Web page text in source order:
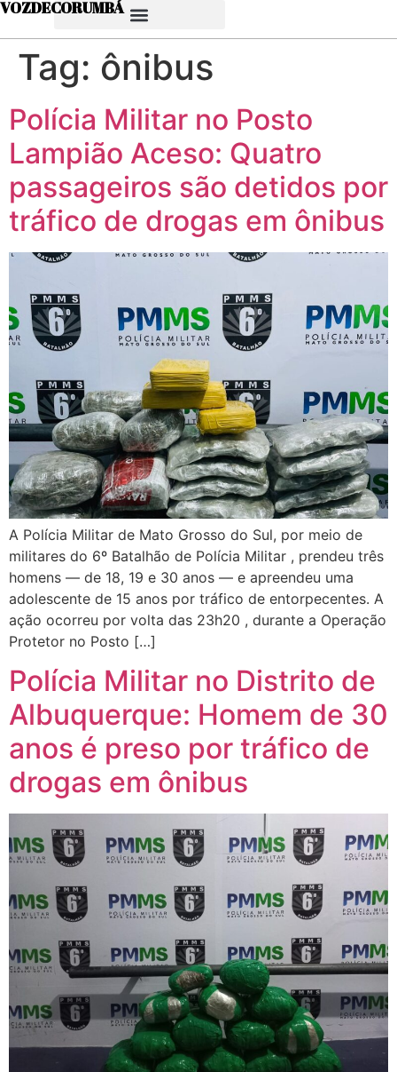
VOZDECORUMBÁ
Tag: ônibus
Polícia Militar no Posto
Lampião Aceso: Quatro
passageiros são detidos por
tráfico de drogas em ônibus
A Polícia Militar de Mato Grosso do Sul, por meio de
militares do 6º Batalhão de Polícia Militar , prendeu três
homens — de 18, 19 e 30 anos — e apreendeu uma
adolescente de 15 anos por tráfico de entorpecentes. A
ação ocorreu por volta das 23h20 , durante a Operação
Protetor no Posto […]
Polícia Militar no Distrito de
Albuquerque: Homem de 30
anos é preso por tráfico de
drogas em ônibus